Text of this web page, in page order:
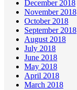
December 2018
November 2018
October 2018
September 2018
August 2018
July 2018
June 2018
May 2018
April 2018
March 2018